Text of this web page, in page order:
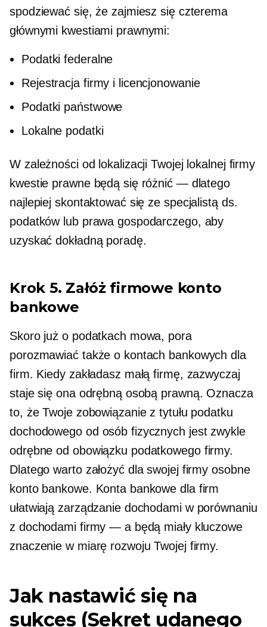
spodziewać się, że zajmiesz się czterema
głównymi kwestiami prawnymi:
Podatki federalne
Rejestracja firmy i licencjonowanie
Podatki państwowe
Lokalne podatki
W zależności od lokalizacji Twojej lokalnej firmy
kwestie prawne będą się różnić — dlatego
najlepiej skontaktować się ze specjalistą ds.
podatków lub prawa gospodarczego, aby
uzyskać dokładną poradę.
Krok 5. Załóż firmowe konto
bankowe
Skoro już o podatkach mowa, pora
porozmawiać także o kontach bankowych dla
firm. Kiedy zakładasz małą firmę, zazwyczaj
staje się ona odrębną osobą prawną. Oznacza
to, że Twoje zobowiązanie z tytułu podatku
dochodowego od osób fizycznych jest zwykle
odrębne od obowiązku podatkowego firmy.
Dlatego warto założyć dla swojej firmy osobne
konto bankowe. Konta bankowe dla firm
ułatwiają zarządzanie dochodami w porównaniu
z dochodami firmy — a będą miały kluczowe
znaczenie w miarę rozwoju Twojej firmy.
Jak nastawić się na
sukces (Sekret udanego